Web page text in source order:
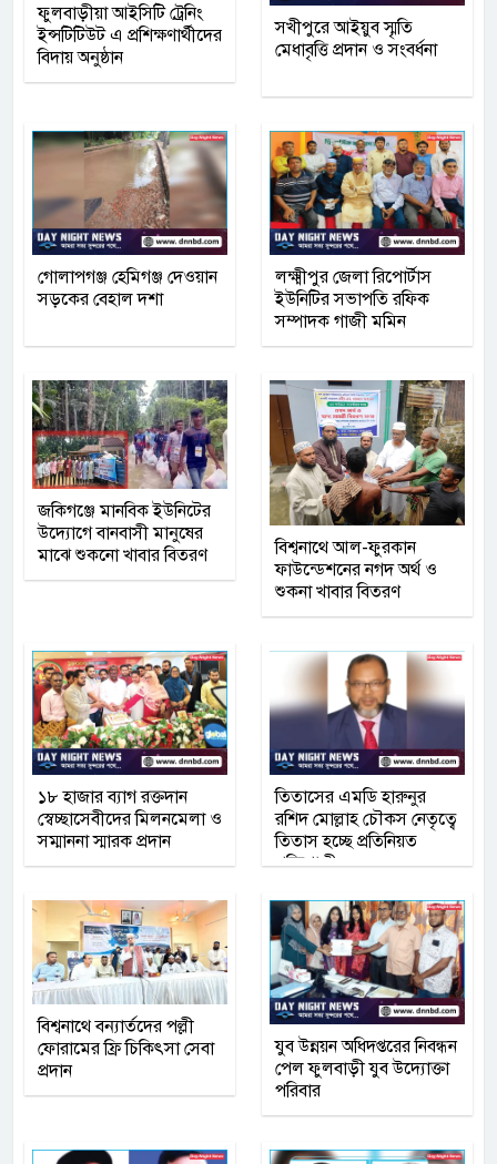
ফুলবাড়ীয়া আইসিটি ট্রেনিং
ইন্সটিটিউট এ প্রশিক্ষণার্থীদের
বিদায় অনুষ্ঠান
সখীপুরে আইয়ুব স্মৃতি
মেধাবৃত্তি প্রদান ও সংবর্ধনা
গোলাপগঞ্জ হেমিগঞ্জ দেওয়ান
সড়কের বেহাল দশা
লক্ষ্মীপুর জেলা রিপোর্টাস
ইউনিটির সভাপতি রফিক
সম্পাদক গাজী মমিন
জকিগঞ্জে মানবিক ইউনিটের
উদ্যোগে বানবাসী মানুষের
মাঝে শুকনো খাবার বিতরণ
বিশ্বনাথে আল-ফুরকান
ফাউন্ডেশনের নগদ অর্থ ও
শুকনা খাবার বিতরণ
১৮ হাজার ব্যাগ রক্তদান
স্বেচ্ছাসেবীদের মিলনমেলা ও
সম্মাননা স্মারক প্রদান
তিতাসের এমডি হারুনুর
রশিদ মোল্লাহ চৌকস নেতৃত্বে
তিতাস হচ্ছে প্রতিনিয়ত
শক্তিশালী
বিশ্বনাথে বন্যার্তদের পল্লী
ফোরামের ফ্রি চিকিৎসা সেবা
প্রদান
যুব উন্নয়ন অধিদপ্তরের নিবন্ধন
পেল ফুলবাড়ী যুব উদ্যোক্তা
পরিবার